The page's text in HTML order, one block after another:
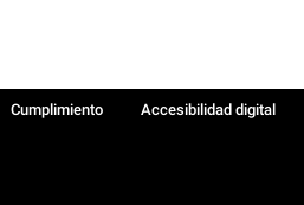
Cumplimiento
Accesibilidad digital